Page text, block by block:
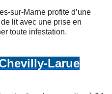
sur-Marne profite d’une
lit avec une prise en
toute infestation.
Larue